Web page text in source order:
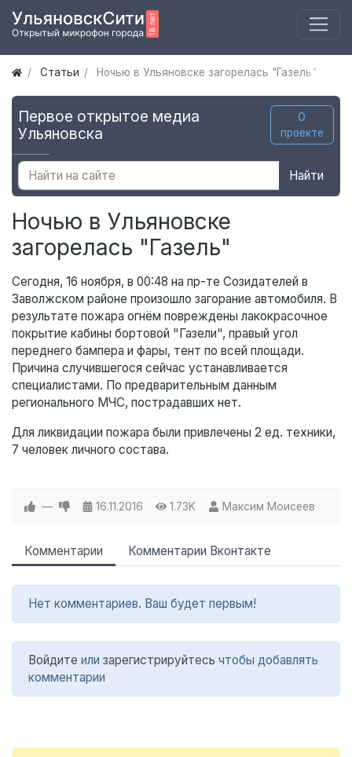
Статьи Ночью в Ульяновске загорелась "Газель"
Первое открытое медиа
Ульяновска
О
проекте
Найти
Ночью в Ульяновске
загорелась "Газель"
Сегодня, 16 ноября, в 00:48 на пр-те Созидателей в
Заволжском районе произошло загорание автомобиля. В
результате пожара огнём повреждены лакокрасочное
покрытие кабины бортовой "Газели", правый угол
переднего бампера и фары, тент по всей площади.
Причина случившегося сейчас устанавливается
специалистами. По предварительным данным
регионального МЧС, пострадавших нет.
Для ликвидации пожара были привлечены 2 ед. техники,
7 человек личного состава.
— 16.11.2016 1.73K Максим Моисеев
Комментарии Комментарии Вконтакте
Нет комментариев. Ваш будет первым!
Войдите или зарегистрируйтесь чтобы добавлять
комментарии